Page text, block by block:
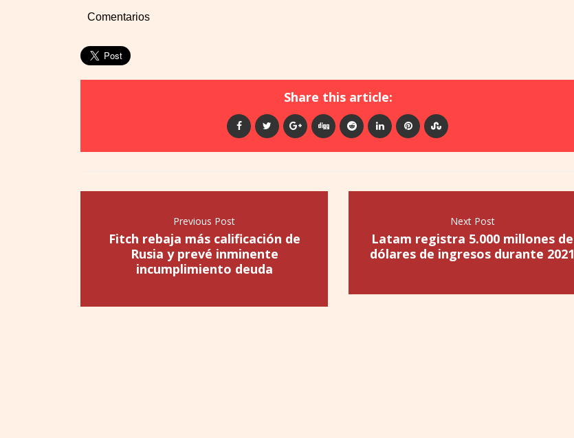
Comentarios
Share this article:
Previous Post
Fitch rebaja más calificación de
Rusia y prevé inminente
incumplimiento deuda
Next Post
Latam registra 5.000 millones de
dólares de ingresos durante 2021